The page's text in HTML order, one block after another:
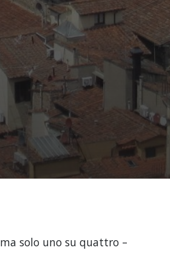
solo uno su quattro –